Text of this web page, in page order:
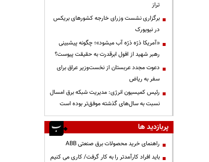
تراز
برگزاری نشست وزرای خارجه کشورهای بریکس
در نیویورک
«آمریکا ذرّه ذرّه آب میشود»؛ چگونه پیشبینی
رهبر شهید از افول ابرقدرت به حقیقت پیوست؟
دعوت مجدد عربستان از نخست‌وزیر عراق برای
سفر به ریاض
رئیس کمیسیون انرژی: مدیریت شبکه برق امسال
نسبت به سال‌های گذشته موفق‌تر بوده است
پربازدید ها
راهنمای خرید محصولات برق صنعتی ABB
باید افراد کارآمدتر را به کار گرفت/ کاری می کنیم